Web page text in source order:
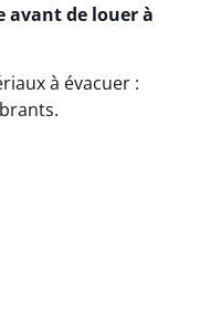
avant de louer à
à évacuer :